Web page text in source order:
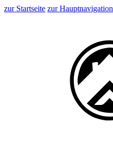
zur Startseite zur Hauptnavigation